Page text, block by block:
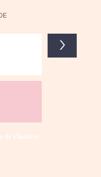
>
de l'Institut